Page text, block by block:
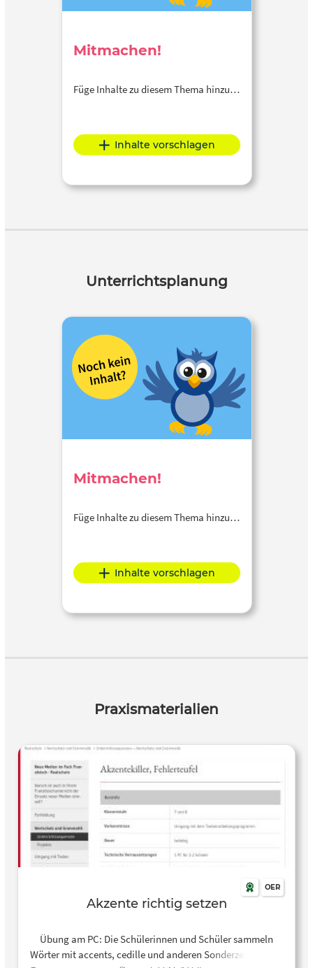
Mitmachen!
Füge Inhalte zu diesem Thema hinzu…
Inhalte vorschlagen
Unterrichtsplanung
Mitmachen!
Füge Inhalte zu diesem Thema hinzu…
Inhalte vorschlagen
Praxismaterialien
OER
Akzente richtig setzen
Übung am PC: Die Schülerinnen und Schüler sammeln
Wörter mit accents, cedille und anderen Sonderzeichen der